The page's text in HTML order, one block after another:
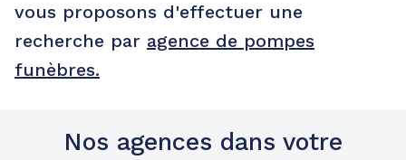
vous proposons d'effectuer une
recherche par agence de pompes
funèbres.
Nos agences dans votre